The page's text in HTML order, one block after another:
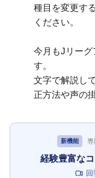
種目を変更す
ください。
今月もJリーグ
す。
文字で解説し
正方法や声の
新機能 専
経験豊富な